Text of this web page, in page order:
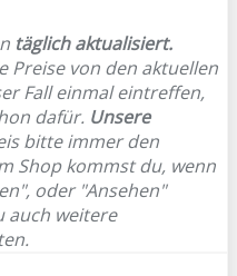
täglich aktualisiert.
Preise von den aktuellen
Fall einmal eintreffen,
dafür. Unsere
bitte immer den
Shop kommst du, wenn
oder "Ansehen"
auch weitere